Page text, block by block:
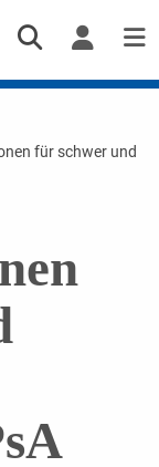
für schwer und